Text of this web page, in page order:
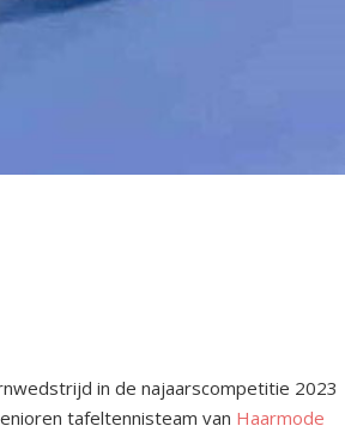
in de najaarscompetitie 2023
tafeltennisteam van Haarmode